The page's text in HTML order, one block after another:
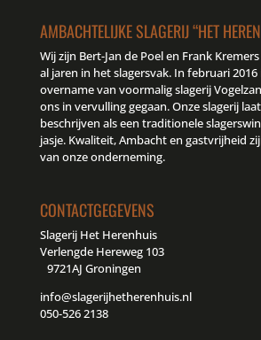
AMBACHTELIJKE SLAGERIJ “HET
Wij zijn Bert-Jan de Poel en Frank
al jaren in het slagersvak. In februari 2016
overname van voormalig slagerij
ons in vervulling gegaan. Onze slagerij
beschrijven als een traditionele
jasje. Kwaliteit, Ambacht en gastvrijheid
van onze onderneming.
CONTACTGEGEVENS
Slagerij Het Herenhuis
Verlengde Hereweg 103
9721AJ Groningen
info@slagerijhetherenhuis.nl
050-526 2138